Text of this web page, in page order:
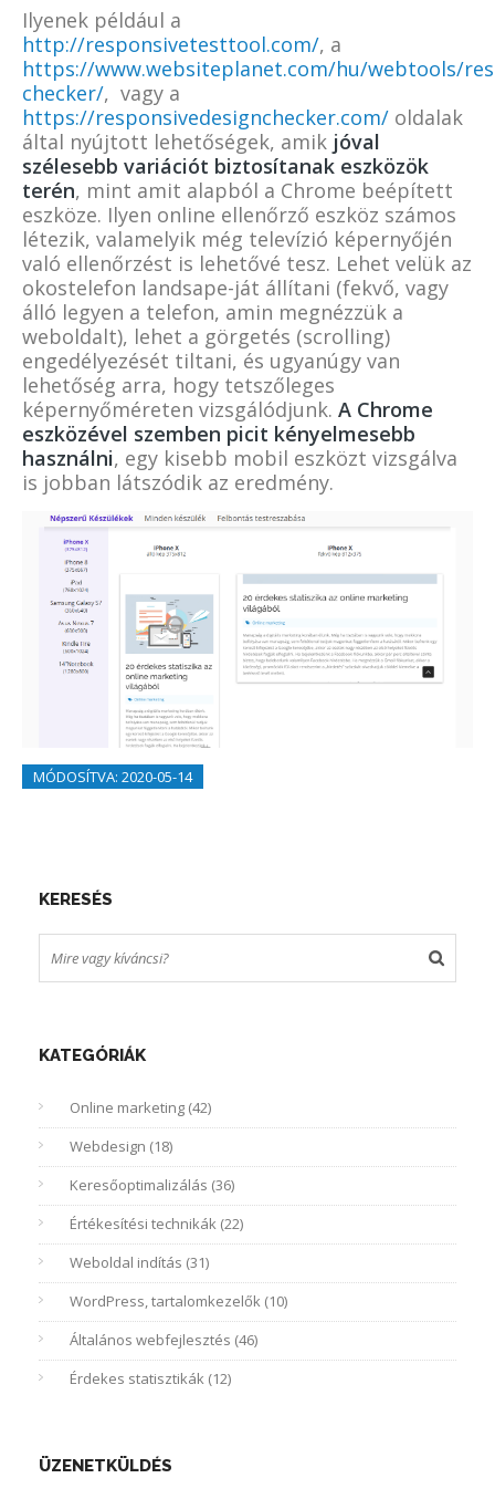
Ilyenek például a
http://responsivetesttool.com/, a
https://www.websiteplanet.com/hu/webtools/
checker/, vagy a
https://responsivedesignchecker.com/ oldalak
által nyújtott lehetőségek, amik jóval
szélesebb variációt biztosítanak eszközök
terén, mint amit alapból a Chrome beépített
eszköze. Ilyen online ellenőrző eszköz számos
létezik, valamelyik még televízió képernyőjén
való ellenőrzést is lehetővé tesz. Lehet velük az
okostelefon landsape-ját állítani (fekvő, vagy
álló legyen a telefon, amin megnézzük a
weboldalt), lehet a görgetés (scrolling)
engedélyezését tiltani, és ugyanúgy van
lehetőség arra, hogy tetszőleges
képernyőméreten vizsgálódjunk. A Chrome
eszközével szemben picit kényelmesebb
használni, egy kisebb mobil eszközt vizsgálva
is jobban látszódik az eredmény.
MÓDOSÍTVA: 2020-05-14
KERESÉS
KATEGÓRIÁK
Online marketing (42)
Webdesign (18)
Keresőoptimalizálás (36)
Értékesítési technikák (22)
Weboldal indítás (31)
WordPress, tartalomkezelők (10)
Általános webfejlesztés (46)
Érdekes statisztikák (12)
ÜZENETKÜLDÉS